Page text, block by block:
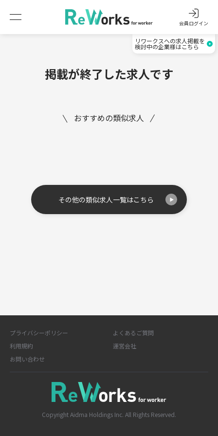
会員ログイン
リワークスへの求人掲載を
検討中の企業様はこちら
掲載が終了した求人です
おすすめの類似求人
その他の類似求人一覧はこちら
プライバシーポリシー
よくあるご質問
利用規約
運営会社
お問い合わせ
Copyright Aidma Holdings Inc. All Rights Reserved.